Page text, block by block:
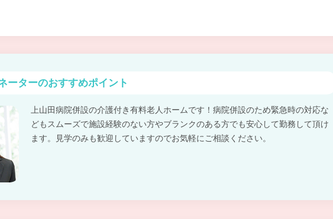
ーターのおすすめポイント
上山田病院併設の介護付き有料老人ホームです！病院併設のため緊急時の対応な
どもスムーズで施設経験のない方やブランクのある方でも安心して勤務して頂け
ます。見学のみも歓迎していますのでお気軽にご相談ください。